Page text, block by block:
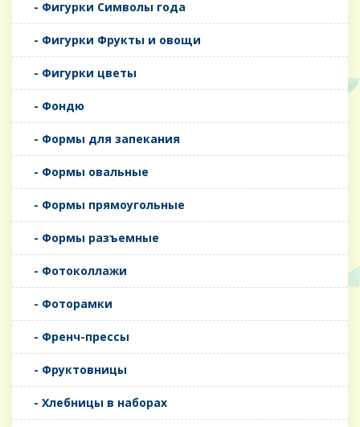
- Фигурки Символы года
- Фигурки Фрукты и овощи
- Фигурки цветы
- Фондю
- Формы для запекания
- Формы овальные
- Формы прямоугольные
- Формы разъемные
- Фотоколлажи
- Фоторамки
- Френч-прессы
- Фруктовницы
- Хлебницы в наборах